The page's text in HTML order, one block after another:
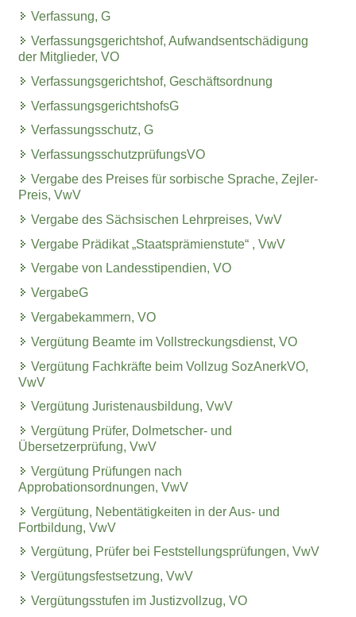
Verfassung, G
Verfassungsgerichtshof, Aufwandsentschädigung
der Mitglieder, VO
Verfassungsgerichtshof, Geschäftsordnung
VerfassungsgerichtshofsG
Verfassungsschutz, G
VerfassungsschutzprüfungsVO
Vergabe des Preises für sorbische Sprache, Zejler-
Preis, VwV
Vergabe des Sächsischen Lehrpreises, VwV
Vergabe Prädikat „Staatsprämienstute“ , VwV
Vergabe von Landesstipendien, VO
VergabeG
Vergabekammern, VO
Vergütung Beamte im Vollstreckungsdienst, VO
Vergütung Fachkräfte beim Vollzug SozAnerkVO,
VwV
Vergütung Juristenausbildung, VwV
Vergütung Prüfer, Dolmetscher- und
Übersetzerprüfung, VwV
Vergütung Prüfungen nach
Approbationsordnungen, VwV
Vergütung, Nebentätigkeiten in der Aus- und
Fortbildung, VwV
Vergütung, Prüfer bei Feststellungsprüfungen, VwV
Vergütungsfestsetzung, VwV
Vergütungsstufen im Justizvollzug, VO